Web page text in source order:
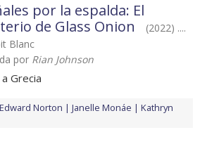
por la espalda: El
de Glass Onion
(2022) ....
Blanc
por Rian Johnson
Grecia
Edward Norton Janelle Monáe
Kathryn